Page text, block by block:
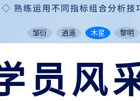
邹衍 逍遥 木星 黎明
员风